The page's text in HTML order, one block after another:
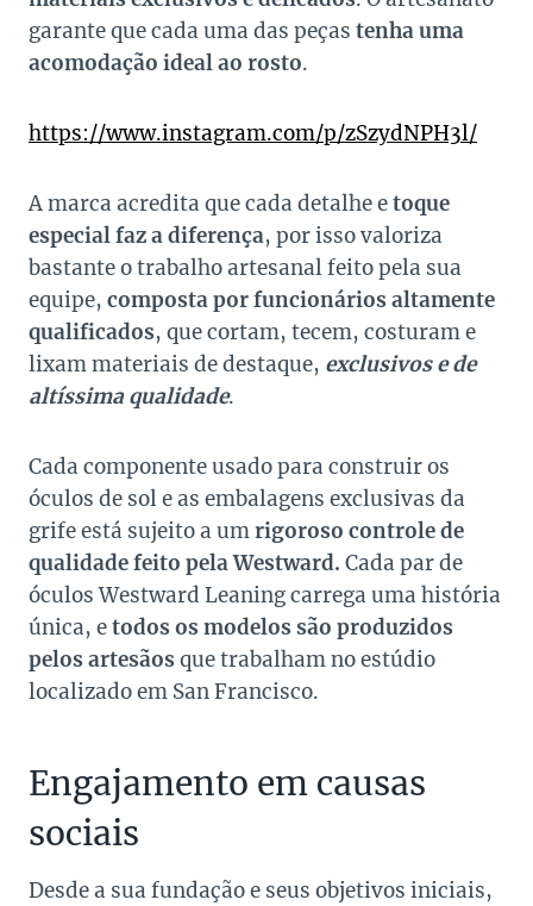
garante que cada uma das peças tenha uma
acomodação ideal ao rosto.
https://www.instagram.com/p/zSzydNPH3l/
A marca acredita que cada detalhe etoque
especial faz a diferença, por isso valoriza
bastante o trabalho artesanal feito pela sua
equipe, composta por funcionários altamente
qualificados, que cortam, tecem, costuram e
lixam materiais de destaque, exclusivos e de
altíssima qualidade.
Cada componente usado para construir os
óculos de sol e as embalagens exclusivas da
grife está sujeito a umrigoroso controle de
qualidade feito pela Westward. Cada par de
óculos Westward Leaning carrega uma história
única, etodos os modelos são produzidos
pelos artesãos que trabalham no estúdio
localizado em San Francisco.
Engajamento em causas
sociais
Desde a sua fundação e seus objetivos iniciais,